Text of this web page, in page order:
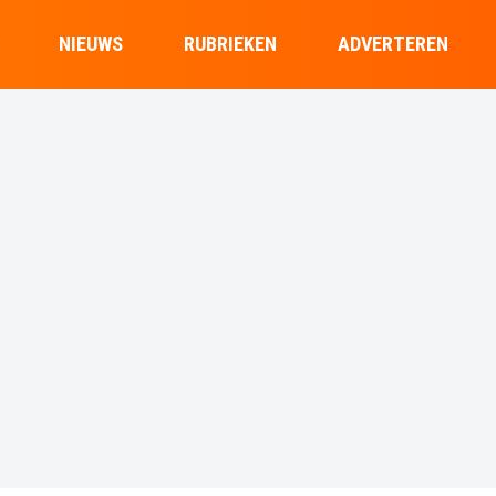
NIEUWS RUBRIEKEN ADVERTEREN